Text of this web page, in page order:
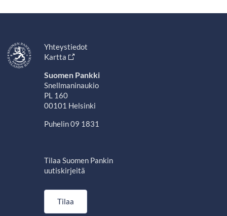
Yhteystiedot
Kartta
Suomen Pankki
Snellmaninaukio
PL 160
00101 Helsinki
Puhelin 09 1831
Tilaa Suomen Pankin
uutiskirjeitä
Tilaa